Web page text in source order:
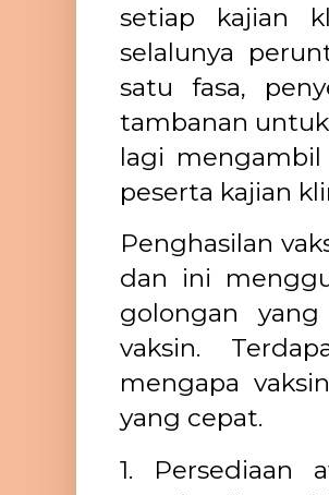
setiap kajian
selalunya
satu fasa,
tambanan
lagi
peserta kajian
Penghasilan
dan ini
golongan
vaksin.
mengapa
yang cepat.
1. Persediaan